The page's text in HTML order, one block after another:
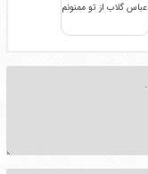
عباس گلاب از تو ممنونم